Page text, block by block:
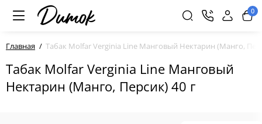
0
Главная Табак Molfar Verginia Line Манговый Нектарин (Манго,
Табак Molfar Verginia Line Манговый
Нектарин (Манго, Персик) 40 г